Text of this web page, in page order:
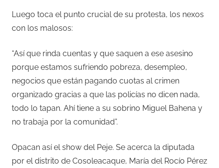
Luego toca el punto crucial de su protesta, los nexos
con los malosos:
“Así que rinda cuentas y que saquen a ese asesino
porque estamos sufriendo pobreza, desempleo,
negocios que están pagando cuotas al crimen
organizado gracias a que las policías no dicen nada,
todo lo tapan. Ahí tiene a su sobrino Miguel Bahena y
no trabaja por la comunidad”.
Opacan así el show del Peje. Se acerca la diputada
por el distrito de Cosoleacaque, María del Rocío Pérez